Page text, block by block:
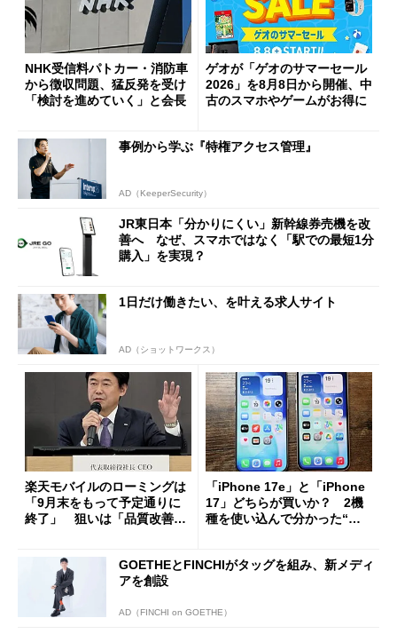
NHK受信料パトカー・消防車
から徴収問題、猛反発を受け
「検討を進めていく」と会長
ゲオが「ゲオのサマーセール
2026」を8月8日から開催、中
古のスマホやゲームがお得に
事例から学ぶ『特権アクセス管理』
AD（KeeperSecurity）
JR東日本「分かりにくい」新幹線券売機を改
善へ なぜ、スマホではなく「駅での最短1分
購入」を実現？
1日だけ働きたい、を叶える求人サイト
AD（ショットワークス）
楽天モバイルのローミングは
「9月末をもって予定通りに
終了」 狙いは「品質改善」
「iPhone 17e」と「iPhone
17」どちらが買いか？ 2機
種を使い込んで分かった“ス
GOETHEとFINCHIがタッグを組み、新メディ
アを創設
AD（FINCHI on GOETHE）